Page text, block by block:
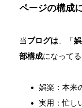
ページの構成
当ブログは 、「
部構成になってる
娯楽：本来
実用：忙し